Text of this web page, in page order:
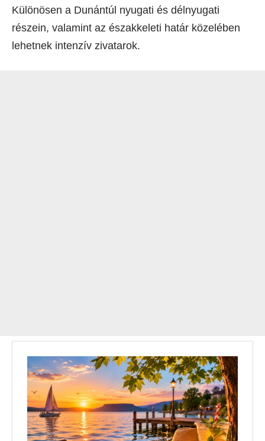
Különösen a Dunántúl nyugati és délnyugati
részein, valamint az északkeleti határ közelében
lehetnek intenzív zivatarok.